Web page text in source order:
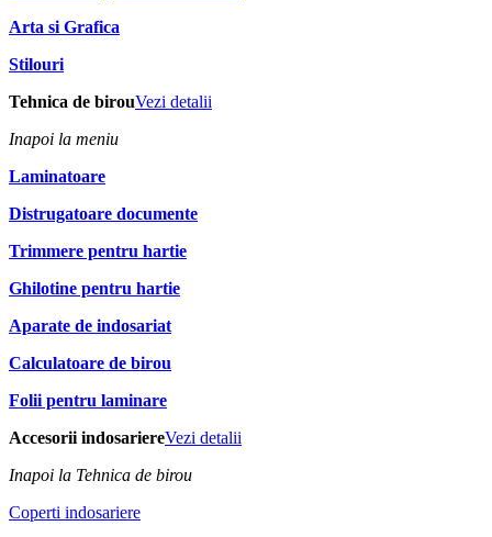
Arta si Grafica
Stilouri
Tehnica de birouVezi detalii
Inapoi la meniu
Laminatoare
Distrugatoare documente
Trimmere pentru hartie
Ghilotine pentru hartie
Aparate de indosariat
Calculatoare de birou
Folii pentru laminare
Accesorii indosariereVezi detalii
Inapoi la Tehnica de birou
Coperti indosariere